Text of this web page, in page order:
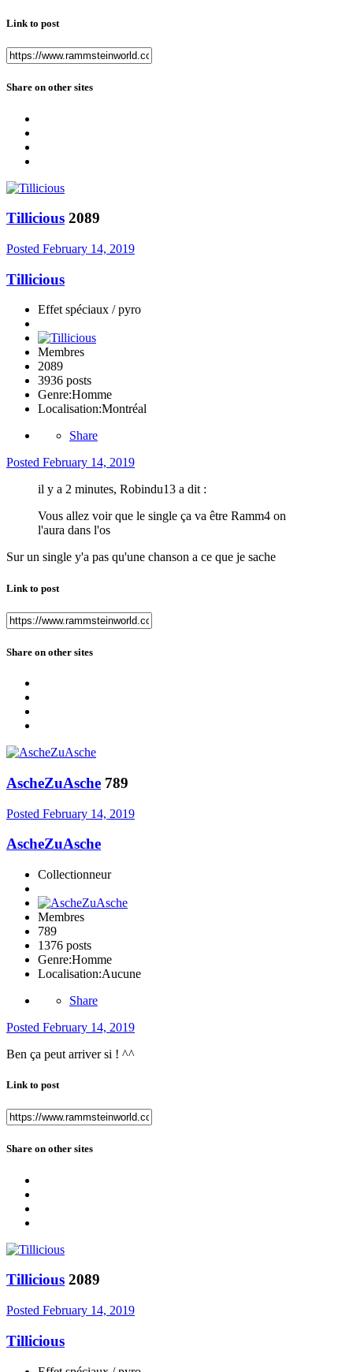
Link to post
Share on other sites
Tillicious 2089
Posted February 14, 2019
Tillicious
Effet spéciaux / pyro
Membres
2089
3936 posts
Genre:Homme
Localisation:Montréal
Share
Posted February 14, 2019
il y a 2 minutes, Robindu13 a dit :
Vous allez voir que le single ça va être Ramm4 on
l'aura dans l'os
Sur un single y'a pas qu'une chanson a ce que je sache
Link to post
Share on other sites
AscheZuAsche 789
Posted February 14, 2019
AscheZuAsche
Collectionneur
Membres
789
1376 posts
Genre:Homme
Localisation:Aucune
Share
Posted February 14, 2019
Ben ça peut arriver si ! ^^
Link to post
Share on other sites
Tillicious 2089
Posted February 14, 2019
Tillicious